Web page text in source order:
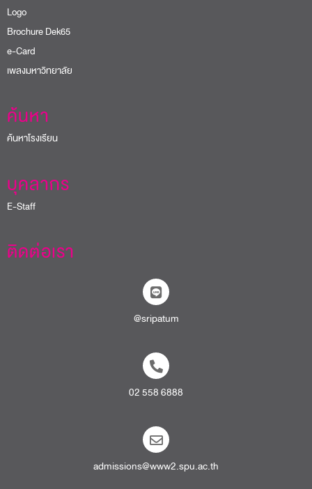
Logo
Brochure Dek65
e-Card
เพลงมหาวิทยาลัย
ค้นหา
ค้นหาโรงเรียน
บุคลากร
E-Staff
ติดต่อเรา
@sripatum
02 558 6888
admissions@www2.spu.ac.th